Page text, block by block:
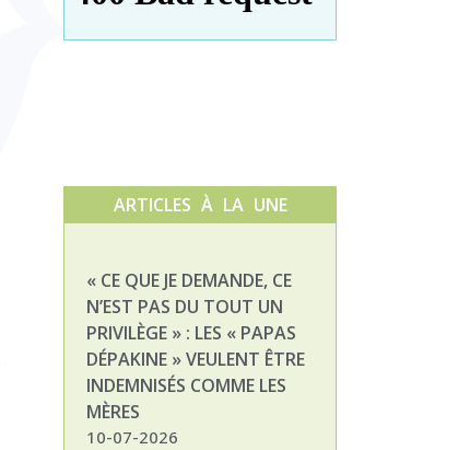
ARTICLES À LA UNE
« CE QUE JE DEMANDE, CE
N’EST PAS DU TOUT UN
PRIVILÈGE » : LES « PAPAS
DÉPAKINE » VEULENT ÊTRE
INDEMNISÉS COMME LES
MÈRES
10-07-2026